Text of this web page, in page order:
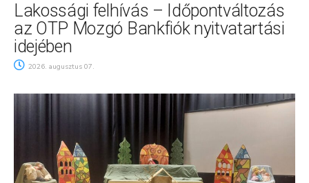
Lakossági felhívás – Időpontváltozás
az OTP Mozgó Bankfiók nyitvatartási
idejében
2026. augusztus 07.